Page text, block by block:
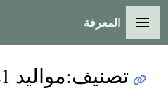
القائمة الرئيسية
المعرفة
تصنيف:مواليد 1421